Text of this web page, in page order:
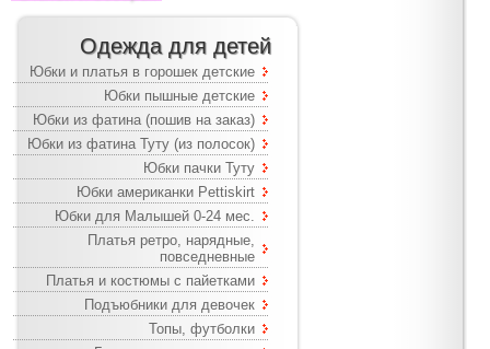
Одежда для детей
Юбки и платья в горошек детские
Юбки пышные детские
Юбки из фатина (пошив на заказ)
Юбки из фатина Туту (из полосок)
Юбки пачки Туту
Юбки американки Pettiskirt
Юбки для Малышей 0-24 мес.
Платья ретро, нарядные,
повседневные
Платья и костюмы с пайетками
Подъюбники для девочек
Топы, футболки